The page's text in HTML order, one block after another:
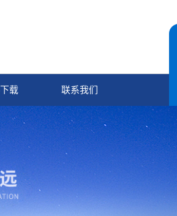
载 联系我们